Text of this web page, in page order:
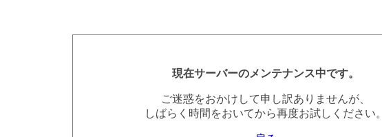
現在サーバーのメンテナンス中です。
ご迷惑をおかけして申し訳ありませんが、
しばらく時間をおいてから再度お試しください。